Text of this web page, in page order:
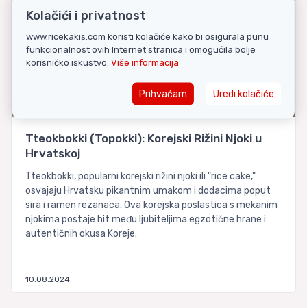
Tteokbokki (Topokki): Korejski Rižini Njoki u
Hrvatskoj
Tteokbokki, popularni korejski rižini njoki ili "rice cake,"
osvajaju Hrvatsku pikantnim umakom i dodacima poput
sira i ramen rezanaca. Ova korejska poslastica s mekanim
njokima postaje hit među ljubiteljima egzotične hrane i
autentičnih okusa Koreje.
10.08.2024.
Kolačići i privatnost
www.ricekakis.com koristi kolačiće kako bi osigurala punu
funkcionalnost ovih Internet stranica i omogućila bolje
korisničko iskustvo. Više informacija
Prihvaćam Uredi kolačiće